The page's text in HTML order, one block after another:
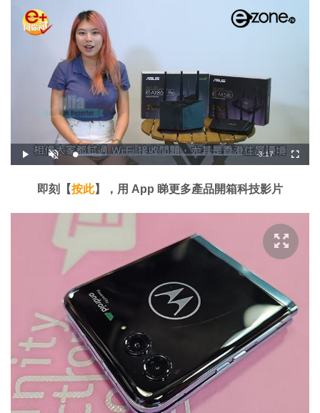
播
放
開
啟
載
入
:
1
4
5
%
剩
時
-3:17
全
螢
即刻【按此】，用 App 睇更多產品開箱科技影片